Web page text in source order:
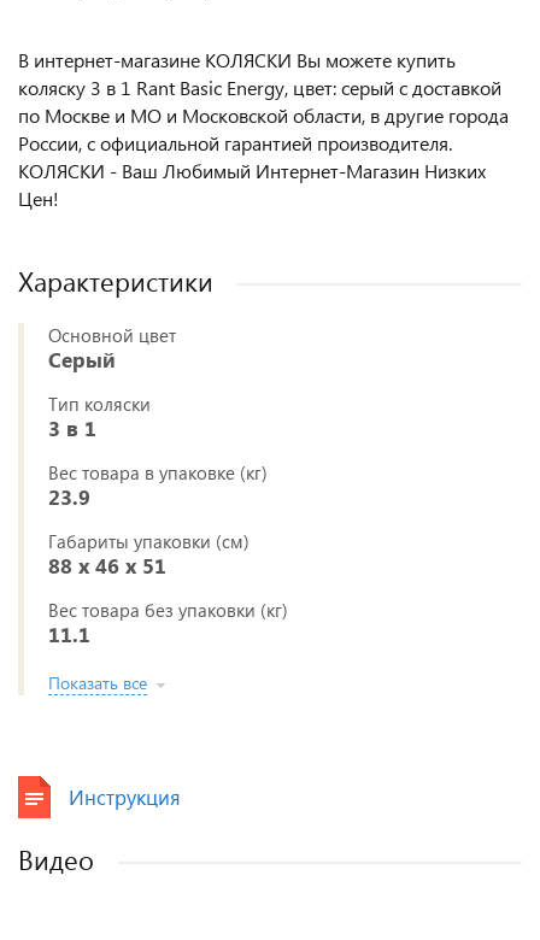
В интернет-магазине КОЛЯСКИ Вы можете купить
коляску 3 в 1 Rant Basic Energy, цвет: серый с доставкой
по Москве и МО и Московской области, в другие города
России, с официальной гарантией производителя.
КОЛЯСКИ - Ваш Любимый Интернет-Магазин Низких
Цен!
Характеристики
Основной цвет
Серый
Тип коляски
3 в 1
Вес товара в упаковке (кг)
23.9
Габариты упаковки (см)
88 x 46 x 51
Вес товара без упаковки (кг)
11.1
Показать все
Инструкция
Видео